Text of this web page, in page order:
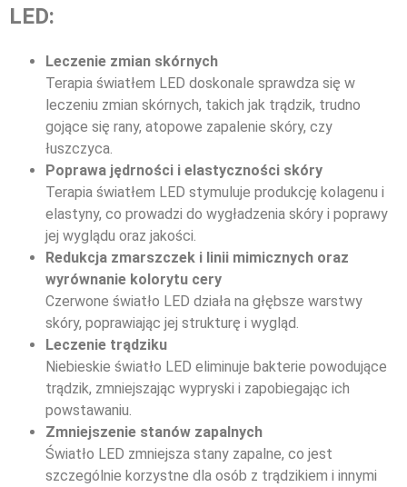
LED:
Leczenie zmian skórnych
Terapia światłem LED doskonale sprawdza się w
leczeniu zmian skórnych, takich jak trądzik, trudno
gojące się rany, atopowe zapalenie skóry, czy
łuszczyca.
Poprawa jędrności i elastyczności skóry
Terapia światłem LED stymuluje produkcję kolagenu i
elastyny, co prowadzi do wygładzenia skóry i poprawy
jej wyglądu oraz jakości.
Redukcja zmarszczek i linii mimicznych oraz
wyrównanie kolorytu cery
Czerwone światło LED działa na głębsze warstwy
skóry, poprawiając jej strukturę i wygląd.
Leczenie trądziku
Niebieskie światło LED eliminuje bakterie powodujące
trądzik, zmniejszając wypryski i zapobiegając ich
powstawaniu.
Zmniejszenie stanów zapalnych
Światło LED zmniejsza stany zapalne, co jest
szczególnie korzystne dla osób z trądzikiem i innymi